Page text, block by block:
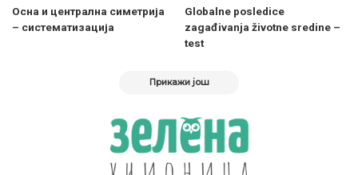
Осна и централна симетрија
– систематизација
Globalne posledice
zagađivanja životne sredine –
test
Прикажи још